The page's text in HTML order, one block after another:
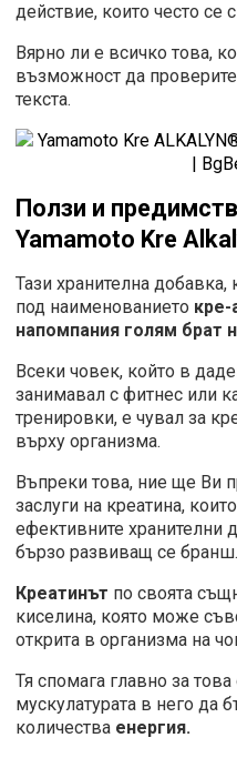
действие, които често се
Вярно ли е всичко това,
възможност да
текста.
Ползи и
Yamamoto Kre
Тази хранителна
под наименованието кре-
напомпания голям брат
Всеки човек, който в
занимавал с фитнес или
тренировки, е чувал за
върху организма.
Въпреки това, ние ще Ви
заслуги на креатина,
ефективните хранителни
бързо развиващ се бранш.
Креатинът по своята
киселина, която може
открита в организма на
Тя спомага главно за
мускулатурата в него да
количества енергия.